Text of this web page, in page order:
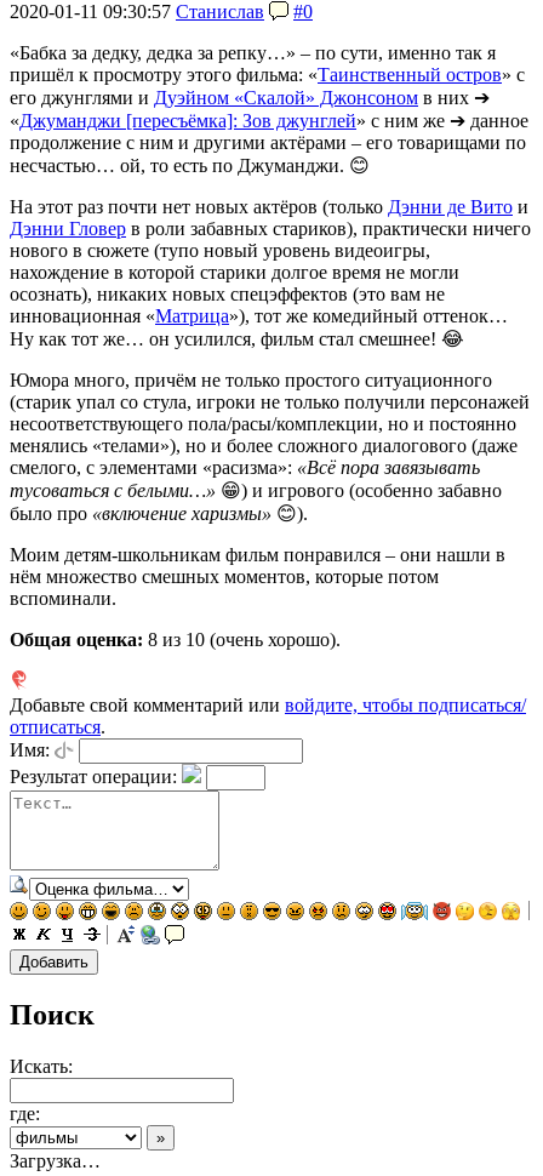
2020-01-11 09:30:57 Станислав
#0
«Бабка за дедку, дедка за репку…» – по сути, именно так я
пришёл к просмотру этого фильма: «Таинственный остров» с
его джунглями и Дуэйном «Скалой» Джонсоном в них ➔
«Джуманджи [пересъёмка]: Зов джунглей» с ним же ➔ данное
продолжение с ним и другими актёрами – его товарищами по
несчастью… ой, то есть по Джуманджи. 😊
На этот раз почти нет новых актёров (только Дэнни де Вито и
Дэнни Гловер в роли забавных стариков), практически ничего
нового в сюжете (тупо новый уровень видеоигры,
нахождение в которой старики долгое время не могли
осознать), никаких новых спецэффектов (это вам не
инновационная «Матрица»), тот же комедийный оттенок…
Ну как тот же… он усилился, фильм стал смешнее! 😂
Юмора много, причём не только простого ситуационного
(старик упал со стула, игроки не только получили персонажей
несоответствующего пола/расы/комплекции, но и постоянно
менялись «телами»), но и более сложного диалогового (даже
смелого, с элементами «расизма»: «Всё пора завязывать
тусоваться с белыми…» 😁) и игрового (особенно забавно
было про «включение харизмы» 😊).
Моим детям-школьникам фильм понравился – они нашли в
нём множество смешных моментов, которые потом
вспоминали.
Общая оценка: 8 из 10 (очень хорошо).
Добавьте свой комментарий или войдите, чтобы подписаться/
отписаться.
Имя:
Результат операции:
Поиск
Искать:
где:
Загрузка…